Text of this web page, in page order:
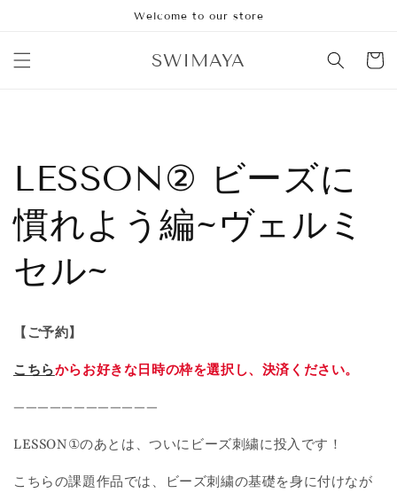
Welcome to our store
SWIMAYA Cart
LESSON② ビーズに
慣れよう編~ヴェルミ
セル~
【ご予約】
こちらからお好きな日時の枠を選択し、決済ください。
————————————
LESSON①のあとは、ついにビーズ刺繍に投入です！
こちらの課題作品では、ビーズ刺繍の基礎を身に付けなが